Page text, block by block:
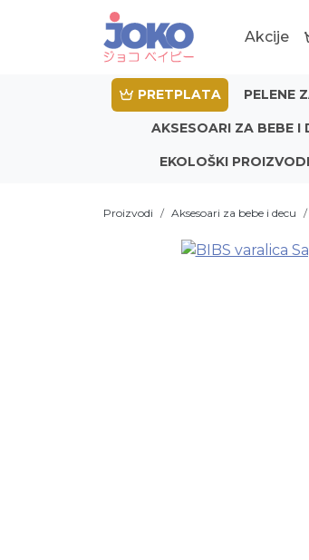
Akcije
PRETPLATA PELENE
AKSESOARI ZA BEBE I
EKOLOŠKI
Proizvodi Aksesoari za bebe i decu